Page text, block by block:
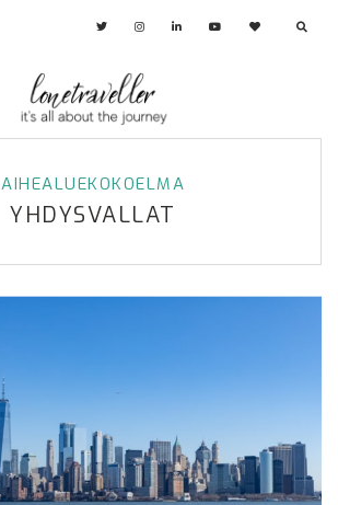
AIHEALUEKOKOELMA
YHDYSVALLAT